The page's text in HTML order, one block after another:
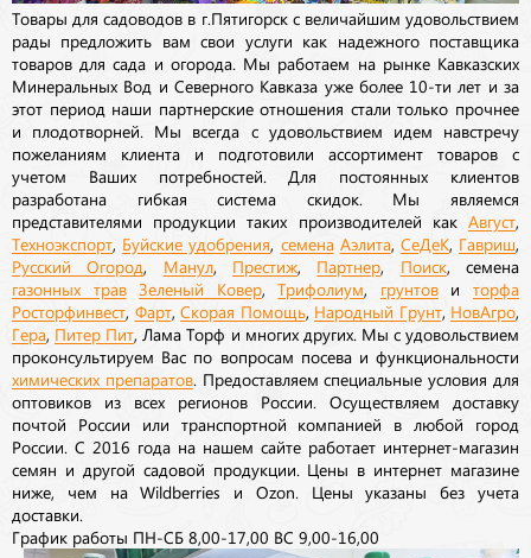
Товары для садоводов в г.Пятигорск с величайшим удовольствием
рады предложить вам свои услуги как надежного поставщика
товаров для сада и огорода. Мы работаем на рынке Кавказских
Минеральных Вод и Северного Кавказа уже более 10-ти лет и за
этот период наши партнерские отношения стали только прочнее
и плодотворней. Мы всегда с удовольствием идем навстречу
пожеланиям клиента и подготовили ассортимент товаров с
учетом Ваших потребностей. Для постоянных клиентов
разработана гибкая система скидок. Мы являемся
представителями продукции таких производителей как Август
Техноэкспорт Буйские удобрения семена Аэлита, СеДеК, Гавриш
Русский Огород Манул, Престиж Партнер Поиск, семена
газонных трав Зеленый Ковер,Трифолиум грунтовиторфа
Росторфинвест Фарт, Скорая Помощь Народный Грунт, НовАгро
Гера Питер Пит , Лама Торф и многих других. Мы с удовольствием
проконсультируем Вас по вопросам посева и функциональности
химических препаратов. Предоставляем специальные условия для
оптовиков из всех регионов России. Осуществляем доставку
почтой России или транспортной компанией в любой город
России. С 2016 года на нашем сайте работает интернет-магазин
семян и другой садовой продукции. Цены в интернет магазине
ниже, чем на Wildberries и Ozon. Цены указаны без учета
доставки.
График работы ПН-СБ 8,00-17,00 ВС 9,00-16,00